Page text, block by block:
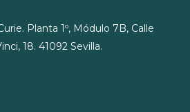
Planta 1º, Módulo 7B, Calle
18. 41092 Sevilla.